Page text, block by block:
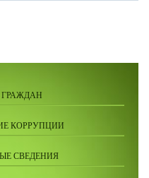
КОРРУПЦИИ
СВЕДЕНИЯ